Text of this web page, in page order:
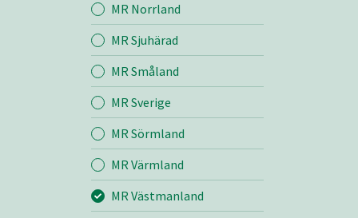
MR Västmanland
Entreprenad
Bemanning
MR Norrland
MR Sjuhärad
MR Småland
MR Sverige
MR Sörmland
MR Värmland
MR Västmanland